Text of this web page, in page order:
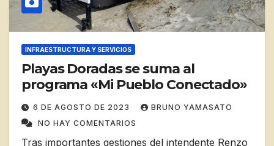
INFRAESTRUCTURA Y SERVICIOS
Playas Doradas se suma al
programa «Mi Pueblo Conectado»
6 DE AGOSTO DE 2023
BRUNO YAMASATO
NO HAY COMENTARIOS
Tras importantes gestiones del intendente Renzo